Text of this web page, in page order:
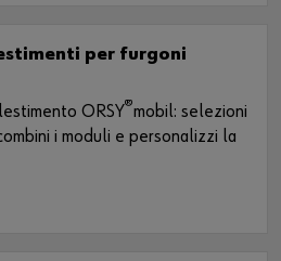
per furgoni
ORSY®mobil: selezioni
i moduli e personalizzi la